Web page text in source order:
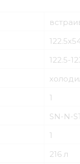
122.5-
1
SN-N-
1
216 л